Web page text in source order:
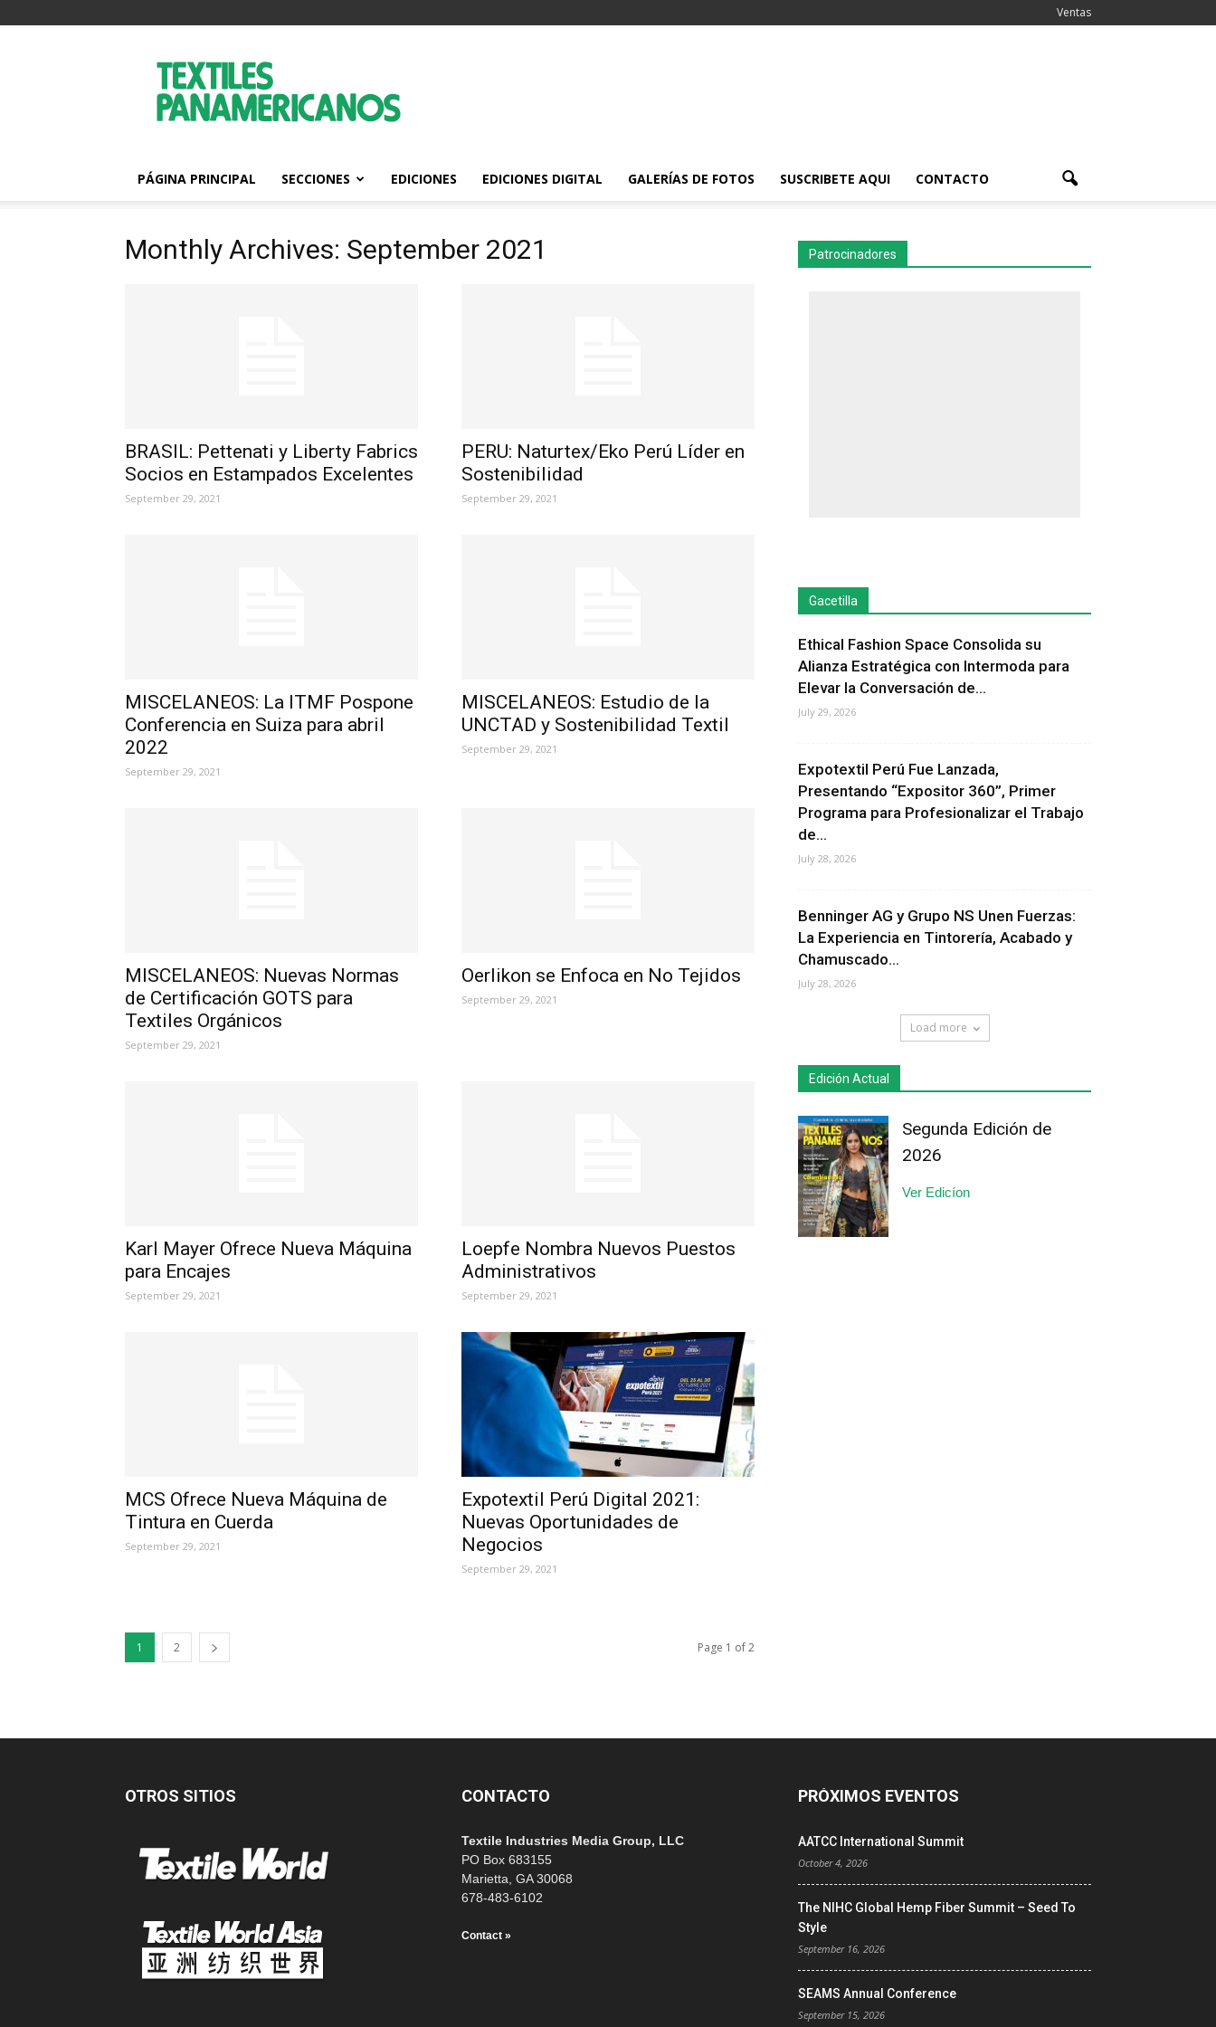
Ventas
Textiles
Panamericanos
PÁGINA PRINCIPAL SECCIONES EDICIONES EDICIONES DIGITAL GALERÍAS DE FOTOS SUSCRIBETE AQUI CONTACTO
Monthly Archives: September 2021
BRASIL: Pettenati y Liberty Fabrics
Socios en Estampados Excelentes
September 29, 2021
PERU: Naturtex/Eko Perú Líder en
Sostenibilidad
September 29, 2021
MISCELANEOS: La ITMF Pospone
Conferencia en Suiza para abril
2022
September 29, 2021
MISCELANEOS: Estudio de la
UNCTAD y Sostenibilidad Textil
September 29, 2021
MISCELANEOS: Nuevas Normas
de Certificación GOTS para
Textiles Orgánicos
September 29, 2021
Oerlikon se Enfoca en No Tejidos
September 29, 2021
Karl Mayer Ofrece Nueva Máquina
para Encajes
September 29, 2021
Loepfe Nombra Nuevos Puestos
Administrativos
September 29, 2021
MCS Ofrece Nueva Máquina de
Tintura en Cuerda
September 29, 2021
Expotextil Perú Digital 2021:
Nuevas Oportunidades de
Negocios
September 29, 2021
1 2 Page 1 of 2
Patrocinadores
Gacetilla
Ethical Fashion Space Consolida su
Alianza Estratégica con Intermoda para
Elevar la Conversación de...
July 29, 2026
Expotextil Perú Fue Lanzada,
Presentando “Expositor 360”, Primer
Programa para Profesionalizar el Trabajo
de...
July 28, 2026
Benninger AG y Grupo NS Unen Fuerzas:
La Experiencia en Tintorería, Acabado y
Chamuscado...
July 28, 2026
Load more
Edición Actual
Segunda Edición de
2026
Ver Edicíon
OTROS SITIOS CONTACTO
Textile Industries Media Group, LLC
PO Box 683155
Marietta, GA 30068
678-483-6102
Contact »
PRÓXIMOS EVENTOS
AATCC International Summit
October 4, 2026
The NIHC Global Hemp Fiber Summit – Seed To
Style
September 16, 2026
SEAMS Annual Conference
September 15, 2026